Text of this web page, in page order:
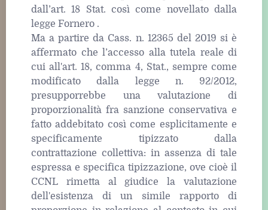
dall’art. 18 Stat. così come novellato dalla
legge Fornero .
Ma a partire da Cass. n. 12365 del 2019 si è
affermato che l’accesso alla tutela reale di
cui all'art. 18, comma 4, Stat., sempre come
modificato dalla legge n. 92/2012,
presupporrebbe una valutazione di
proporzionalità fra sanzione conservativa e
fatto addebitato così come esplicitamente e
specificamente tipizzato dalla
contrattazione collettiva: in assenza di tale
espressa e specifica tipizzazione, ove cioè il
CCNL rimetta al giudice la valutazione
dell'esistenza di un simile rapporto di